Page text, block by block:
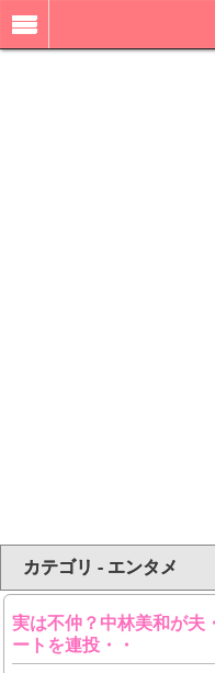
カテゴリ - エンタメ
実は不仲？中林美和が夫
ートを連投・・